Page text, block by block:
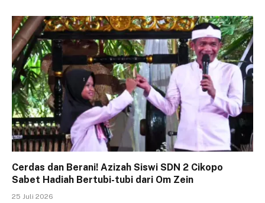
Cerdas dan Berani! Azizah Siswi SDN 2 Cikopo
Sabet Hadiah Bertubi-tubi dari Om Zein
25 Juli 2026